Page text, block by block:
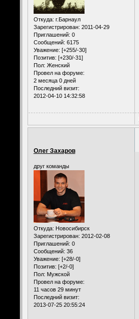
Откуда: г.Барнаул
Зарегистрирован: 2011-04-29
Приглашений: 0
Сообщений: 6175
Уважение: [+255/-30]
Позитив: [+230/-31]
Пол: Женский
Провел на форуме:
2 месяца 0 дней
Последний визит:
2012-04-10 14:32:58
Олег Захаров
друг команды
Откуда: Новосибирск
Зарегистрирован: 2012-02-08
Приглашений: 0
Сообщений: 36
Уважение: [+28/-0]
Позитив: [+2/-0]
Пол: Мужской
Провел на форуме:
11 часов 29 минут
Последний визит:
2013-07-25 20:55:24